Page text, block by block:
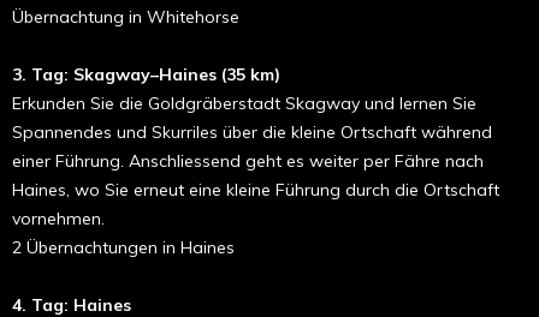
Übernachtung in Whitehorse
3. Tag: Skagway–Haines (35 km)
Erkunden Sie die Goldgräberstadt Skagway und lernen Sie
Spannendes und Skurriles über die kleine Ortschaft während
einer Führung. Anschliessend geht es weiter per Fähre nach
Haines, wo Sie erneut eine kleine Führung durch die Ortschaft
vornehmen.
2 Übernachtungen in Haines
4. Tag: Haines